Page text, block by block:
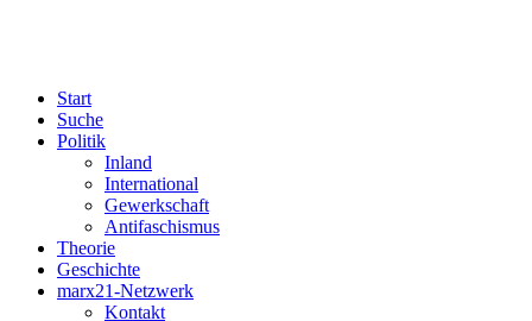
Start
Suche
Politik
Inland
International
Gewerkschaft
Antifaschismus
Theorie
Geschichte
marx21-Netzwerk
Kontakt